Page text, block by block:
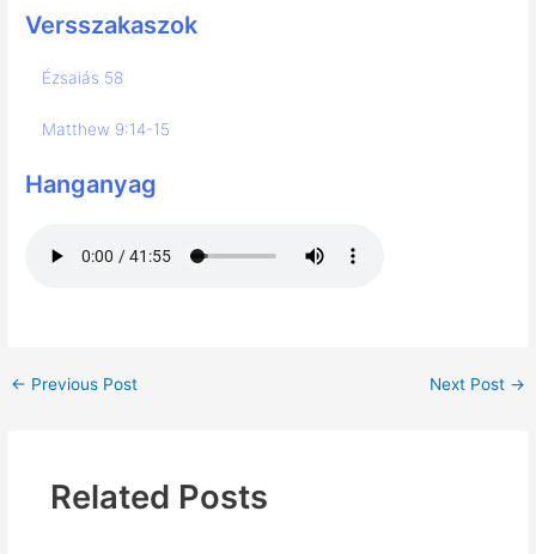
Versszakaszok
Ézsaiás 58
Matthew 9:14-15
Hanganyag
← Previous Post Next Post →
Related Posts